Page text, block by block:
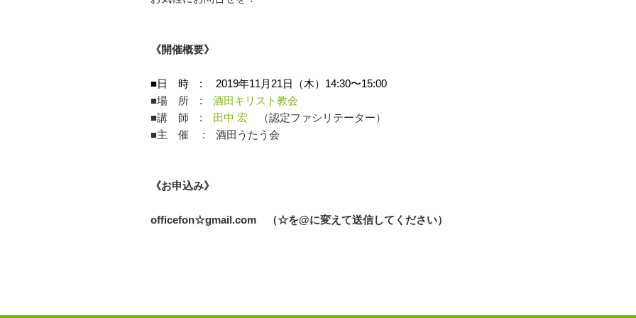
《開催概要》
■日 時 : 2019年11月21日（木）14:30〜15:00
■場 所 :酒田キリスト教会
■講 師 : 田中 宏
（認定ファシリテーター）
■主 催 : 酒田うたう会
《お申込み》
officefon☆gmail.com （☆を@に変えて送信してください）